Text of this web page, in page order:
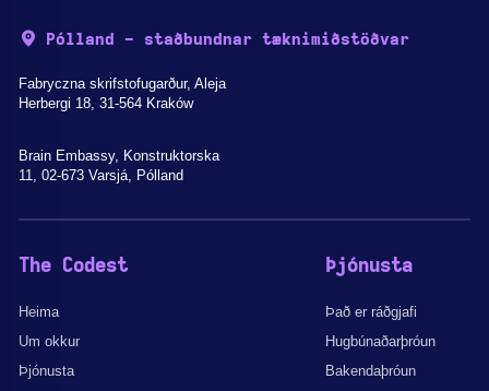
Pólland - staðbundnar tæknimiðstöðvar
Fabryczna skrifstofugarður, Aleja
Herbergi 18, 31-564 Kraków
Brain Embassy, Konstruktorska
11, 02-673 Varsjá, Pólland
The Codest
Heima
Um okkur
Þjónusta
Þjónusta
Það er ráðgjafi
Hugbúnaðarþróun
Bakendaþróun